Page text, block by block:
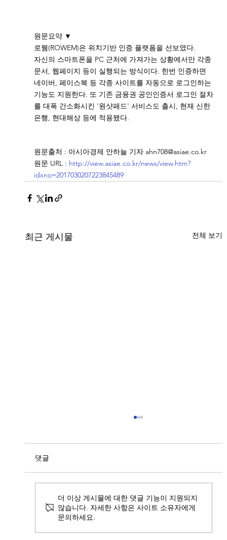
원문요약 ▼
로웸(ROWEM)은 위치기반 인증 플랫폼을 선보였다.
자신의 스마트폰을 PC 근처에 가져가는 상황에서만 각종
문서, 웹페이지 등이 실행되는 방식이다. 한번 인증하면
네이버, 페이스북 등 각종 사이트를 자동으로 로그인하는
기능도 지원한다. 또 기존 금융권 공인인증서 로그인 절차
를 대폭 간소화시킨 '원샷패드' 서비스도 출시, 현재 신한
은행, 현대해상 등에 적용됐다.
원문출처 : 아시아경제 안하늘 기자 ahn708@asiae.co.kr
원문 URL : http://view.asiae.co.kr/news/view.htm?
idxno=2017030207223845489
최근 게시물 전체 보기
음산협 - 디알엠브릿지 – 로웸, K-
댓글
더 이상 게시물에 대한 댓글 기능이 지원되지
않습니다. 자세한 사항은 사이트 소유자에게
문의하세요.